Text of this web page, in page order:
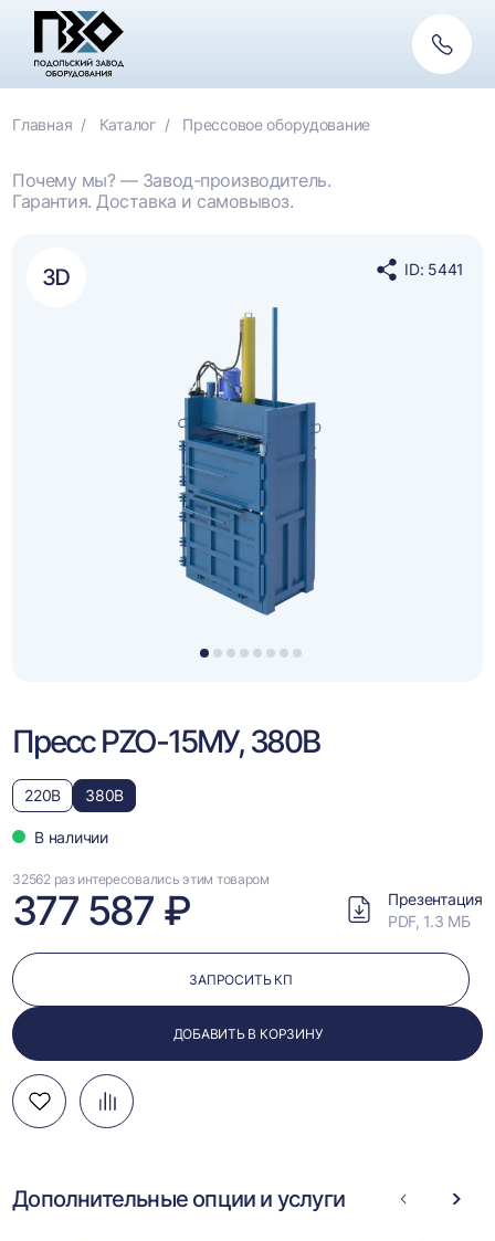
связь
Главная Каталог Прессовое оборудование
Почему мы? — Завод-производитель.
Гарантия. Доставка и самовывоз.
1 2 3 4 5 6 7 8
ID: 5441
Пресс PZO-15МУ, 380В
220В 380В
В наличии
32562 раз интересовались этим товаром
377 587 ₽
Презентация
PDF, 1.3 МБ
ЗАПРОСИТЬ КП
ДОБАВИТЬ В КОРЗИНУ
Добавить
в
Добавить
в
Перейти
к
Дополнительные опции и услуги
Стрелка